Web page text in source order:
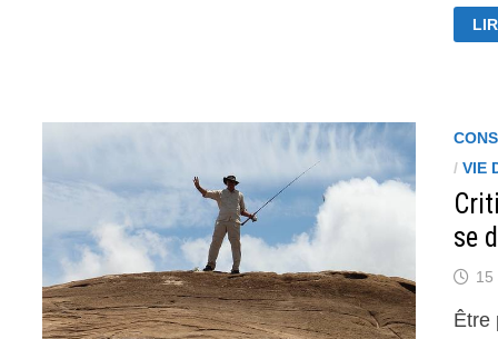
ET
LA
/ VIE
se
15
Être